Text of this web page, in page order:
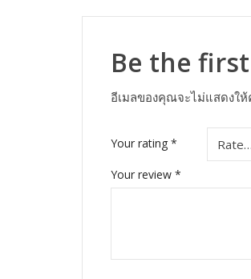
Be the first
อีเมลของคุณจะไม่แสดงใ
Your rating *
Your review *